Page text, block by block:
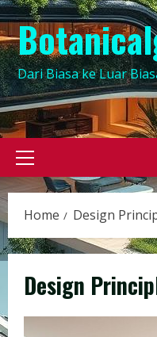
Dari Biasa ke Luar
Primary
Menu
Home Design
Design